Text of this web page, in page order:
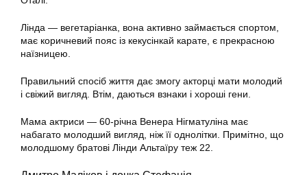
Лінда — вегетаріанка, вона активно займається спортом,
має коричневий пояс із кекусінкай карате, є прекрасною
наїзницею.
Правильний спосіб життя дає змогу акторці мати молодий
і свіжий вигляд. Втім, даються взнаки і хороші гени.
Мама актриси — 60-річна Венера Нігматуліна має
набагато молодший вигляд, ніж її однолітки. Примітно, що
молодшому братові Лінди Альтаїру теж 22.